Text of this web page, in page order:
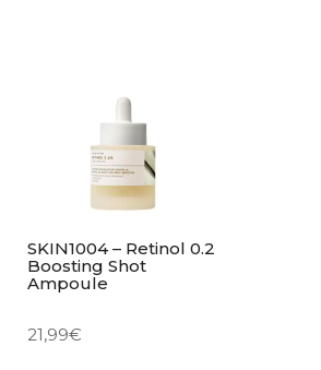
SKIN1004 – Retinol 0.2
Boosting Shot
Ampoule
21,99€